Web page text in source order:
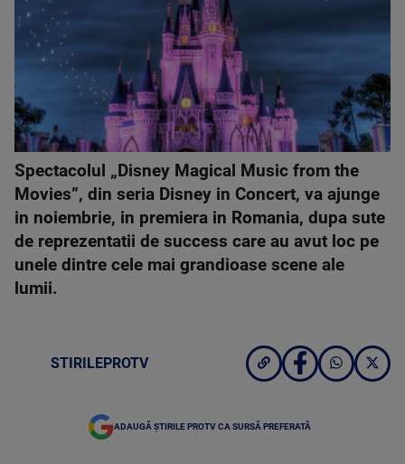
Spectacolul „Disney Magical Music from the
Movies”, din seria Disney in Concert, va ajunge
in noiembrie, in premiera in Romania, dupa sute
de reprezentatii de success care au avut loc pe
unele dintre cele mai grandioase scene ale
lumii.
STIRILEPROTV
ADAUGĂ ȘTIRILE PROTV CA SURSĂ PREFERATĂ